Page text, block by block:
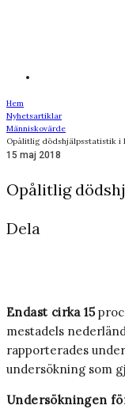
Hem
Nyhetsartiklar
Människovärde
Opålitlig dödshjälpsstatistik i
15 maj 2018
Opålitlig
Dela
Endast cirka 15
mestadels
rapporterades
undersökning som
Undersökningen